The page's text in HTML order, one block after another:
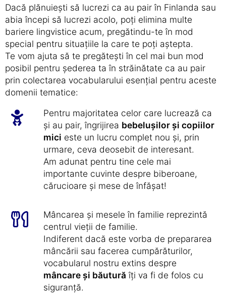
Dacă plănuiești să lucrezi ca au pair în Finlanda sau
abia începi să lucrezi acolo, poți elimina multe
bariere lingvistice acum, pregătindu-te în mod
special pentru situațiile la care te poți aștepta.
Te vom ajuta să te pregătești în cel mai bun mod
posibil pentru șederea ta în străinătate ca au pair
prin colectarea vocabularului esențial pentru aceste
domenii tematice:
Pentru majoritatea celor care lucrează ca
și au pair, îngrijirea bebelușilor și copiilor
mici este un lucru complet nou și, prin
urmare, ceva deosebit de interesant.
Am adunat pentru tine cele mai
importante cuvinte despre biberoane,
cărucioare și mese de înfășat!
Mâncarea și mesele în familie reprezintă
centrul vieții de familie.
Indiferent dacă este vorba de prepararea
mâncării sau facerea cumpărăturilor,
vocabularul nostru extins despre
mâncare și băutură îți va fi de folos cu
siguranță.